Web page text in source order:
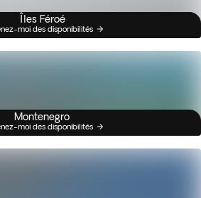
Îles Féroé
moi des disponibilités
Montenegro
moi des disponibilités